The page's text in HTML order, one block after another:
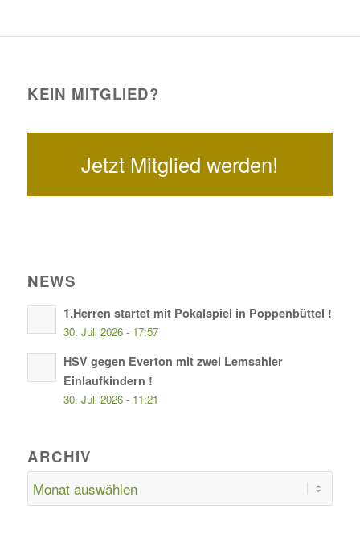
KEIN MITGLIED?
Jetzt Mitglied werden!
NEWS
1.Herren startet mit Pokalspiel in Poppenbüttel !
30. Juli 2026 - 17:57
HSV gegen Everton mit zwei Lemsahler
Einlaufkindern !
30. Juli 2026 - 11:21
ARCHIV